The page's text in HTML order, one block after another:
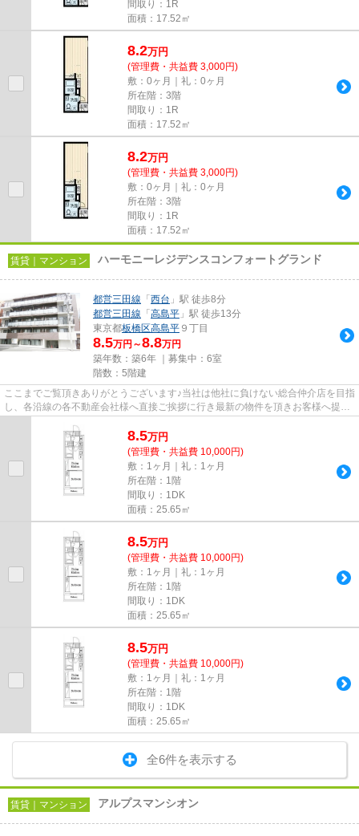
間取り：1R
面積：17.52㎡
8.2万円
(管理費・共益費 3,000円)
敷：0ヶ月｜礼：0ヶ月
所在階：3階
間取り：1R
面積：17.52㎡
8.2万円
(管理費・共益費 3,000円)
敷：0ヶ月｜礼：0ヶ月
所在階：3階
間取り：1R
面積：17.52㎡
賃貸｜マンション ハーモニーレジデンスコンフォートグランド
都営三田線 「 西台 」駅 徒歩8分
都営三田線 「 高島平 」駅 徒歩13分
東京都板橋区高島平 ９丁目
8.5万円～8.8万円
築年数：築6年 ｜募集中： 6室
階数：5階建
ここまでご覧頂きありがとうございます♪当社は他社に負けない総合仲介店を目指
し、各沿線の各不動産会社様へ直接ご挨拶に行き最新の物件を頂きお客様へ提供
8.5万円
(管理費・共益費 10,000円)
敷：1ヶ月｜礼：1ヶ月
所在階：1階
間取り：1DK
面積：25.65㎡
8.5万円
(管理費・共益費 10,000円)
敷：1ヶ月｜礼：1ヶ月
所在階：1階
間取り：1DK
面積：25.65㎡
8.5万円
(管理費・共益費 10,000円)
敷：1ヶ月｜礼：1ヶ月
所在階：1階
間取り：1DK
面積：25.65㎡
全6件を表示する
賃貸｜マンション アルプスマンシオン